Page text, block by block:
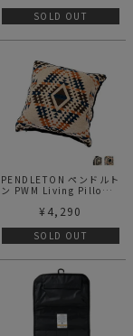
SOLD OUT
PENDLETON ペンドルト
ン PWM Living Pillow
¥ 4,290
SOLD OUT